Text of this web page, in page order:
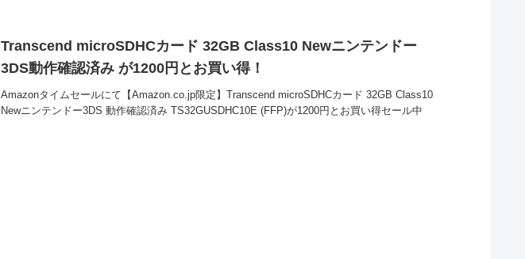
Transcend microSDHCカード 32GB Class10 Newニンテンドー
3DS動作確認済み が1200円とお買い得！
Amazonタイムセールにて【Amazon.co.jp限定】Transcend microSDHCカード 32GB Class10
Newニンテンドー3DS 動作確認済み TS32GUSDHC10E (FFP)が1200円とお買い得セール中